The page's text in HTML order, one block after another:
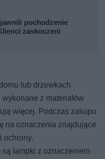
pochodzenie
zaskoczeni
lub drzewkach
z materiałów
więcej. Podczas zakupu
na oznaczenia znajdujące
ochrony.
lampki z oznaczeniem